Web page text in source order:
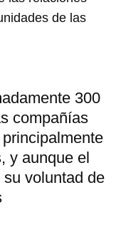
de las
300
compañías
y aunque el
voluntad de